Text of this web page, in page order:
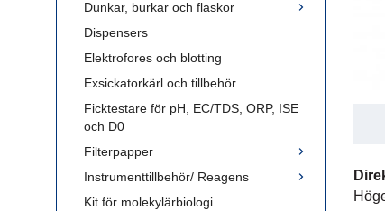
Dunkar, burkar och flaskor
Dispensers
Elektrofores och blotting
Exsickatorkärl och tillbehör
Ficktestare för pH, EC/TDS, ORP, ISE
och D0
Filterpapper
Instrumenttillbehör/ Reagens
Kit för molekylärbiologi